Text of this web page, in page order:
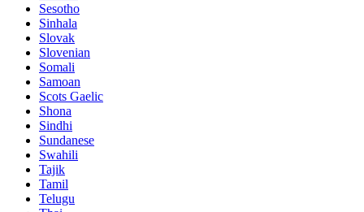
Sesotho
Sinhala
Slovak
Slovenian
Somali
Samoan
Scots Gaelic
Shona
Sindhi
Sundanese
Swahili
Tajik
Tamil
Telugu